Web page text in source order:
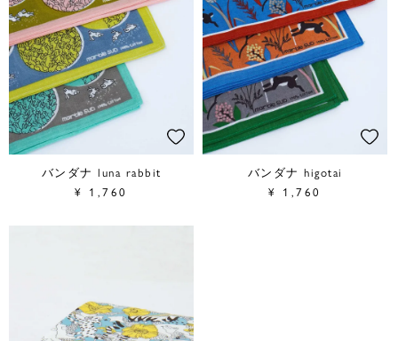
バンダナ luna rabbit
¥
1,760
バンダナ higotai
¥
1,760